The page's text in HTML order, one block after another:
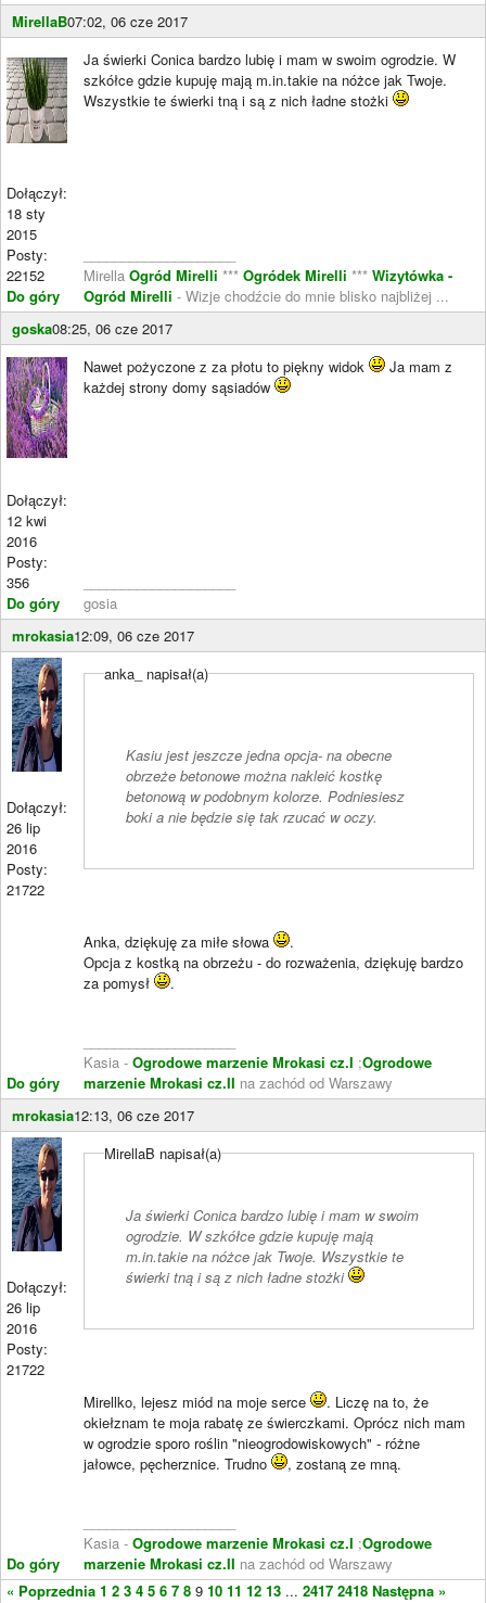
MirellaB07:02, 06 cze 2017
Dołączył:
18 sty
2015
Posty:
22152
Do góry
Ja świerki Conica bardzo lubię i mam w swoim ogrodzie. W
szkółce gdzie kupuję mają m.in.takie na nóżce jak Twoje.
Wszystkie te świerki tną i są z nich ładne stożki
Mirella Ogród Mirelli *** Ogródek Mirelli *** Wizytówka -
Ogród Mirelli - Wizje chodźcie do mnie blisko najbliżej ...
goska08:25, 06 cze 2017
Dołączył:
12 kwi
2016
Posty:
356
Do góry
Nawet pożyczone z za płotu to piękny widok
Ja mam z
każdej strony domy sąsiadów
gosia
mrokasia12:09, 06 cze 2017
Dołączył:
26 lip
2016
Posty:
21722
Do góry
anka_ napisał(a)
Kasiu jest jeszcze jedna opcja- na obecne
obrzeże betonowe można nakleić kostkę
betonową w podobnym kolorze. Podniesiesz
boki a nie będzie się tak rzucać w oczy.
Anka, dziękuję za miłe słowa
.
Opcja z kostką na obrzeżu - do rozważenia, dziękuję bardzo
za pomysł
.
Kasia - Ogrodowe marzenie Mrokasi cz.I ;Ogrodowe
marzenie Mrokasi cz.II na zachód od Warszawy
mrokasia12:13, 06 cze 2017
Dołączył:
26 lip
2016
Posty:
21722
Do góry
MirellaB napisał(a)
Ja świerki Conica bardzo lubię i mam w swoim
ogrodzie. W szkółce gdzie kupuję mają
m.in.takie na nóżce jak Twoje. Wszystkie te
świerki tną i są z nich ładne stożki
Mirellko, lejesz miód na moje serce
. Liczę na to, że
okiełznam te moja rabatę ze świerczkami. Oprócz nich mam
w ogrodzie sporo roślin "nieogrodowiskowych" - różne
jałowce, pęcherznice. Trudno
, zostaną ze mną.
Kasia - Ogrodowe marzenie Mrokasi cz.I ;Ogrodowe
marzenie Mrokasi cz.II na zachód od Warszawy
« Poprzednia 1 2 3 4 5 6 7 8 9 10 11 12 13 ... 2417 2418 Następna »